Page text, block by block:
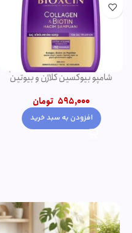
شامپو بیوکسین کلاژن و بیوتین
595,000 تومان
افزودن به سبد خرید